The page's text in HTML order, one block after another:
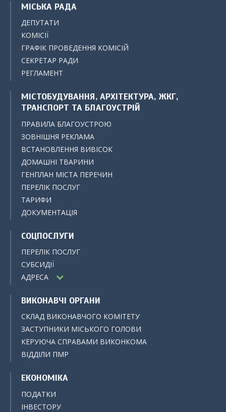
МІСЬКА РАДА
ДЕПУТАТИ
КОМІСІЇ
ГРАФІК ПРОВЕДЕННЯ КОМІСІЙ
СЕКРЕТАР РАДИ
РЕГЛАМЕНТ
МІСТОБУДУВАННЯ, АРХІТЕКТУРА, ЖКГ,
ТРАНСПОРТ ТА БЛАГОУСТРІЙ
ПРАВИЛА БЛАГОУСТРОЮ
ЗОВНІШНЯ РЕКЛАМА
ВСТАНОВЛЕННЯ ВИВІСОК
ДОМАШНІ ТВАРИНИ
ГЕНПЛАН МІСТА ПЕРЕЧИН
ПЕРЕЛІК ПОСЛУГ
ТАРИФИ
ДОКУМЕНТАЦІЯ
СОЦПОСЛУГИ
ПЕРЕЛІК ПОСЛУГ
СУБСИДІЇ
АДРЕСА
ВИКОНАВЧІ ОРГАНИ
СКЛАД ВИКОНАВЧОГО КОМІТЕТУ
ЗАСТУПНИКИ МІСЬКОГО ГОЛОВИ
КЕРУЮЧА СПРАВАМИ ВИКОНКОМА
ВІДДІЛИ ПМР
ЕКОНОМІКА
ПОДАТКИ
ІНВЕСТОРУ